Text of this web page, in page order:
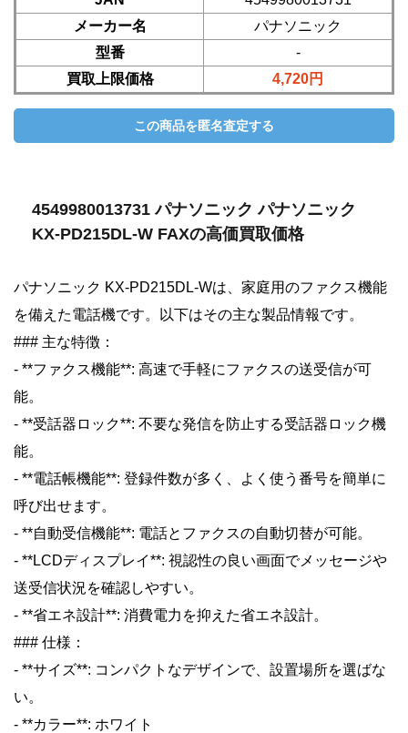
メーカー名
パナソニック
型番
-
買取上限価格
4,720円
4549980013731 パナソニック パナソニック
KX-PD215DL-W FAXの高価買取価格
パナソニック KX-PD215DL-Wは、家庭用のファクス機能
を備えた電話機です。以下はその主な製品情報です。
### 主な特徴：
- **ファクス機能**: 高速で手軽にファクスの送受信が可
能。
- **受話器ロック**: 不要な発信を防止する受話器ロック機
能。
- **電話帳機能**: 登録件数が多く、よく使う番号を簡単に
呼び出せます。
- **自動受信機能**: 電話とファクスの自動切替が可能。
- **LCDディスプレイ**: 視認性の良い画面でメッセージや
送受信状況を確認しやすい。
- **省エネ設計**: 消費電力を抑えた省エネ設計。
### 仕様：
- **サイズ**: コンパクトなデザインで、設置場所を選ばな
い。
- **カラー**: ホワイト